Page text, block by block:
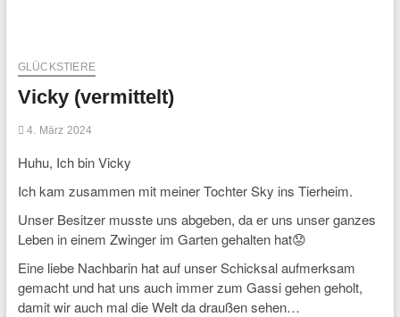
GLÜCKSTIERE
Vicky (vermittelt)
4. März 2024
Huhu, Ich bin Vicky
Ich kam zusammen mit meiner Tochter Sky ins Tierheim.
Unser Besitzer musste uns abgeben, da er uns unser ganzes
Leben in einem Zwinger im Garten gehalten hat😟
Eine liebe Nachbarin hat auf unser Schicksal aufmerksam
gemacht und hat uns auch immer zum Gassi gehen geholt,
damit wir auch mal die Welt da draußen sehen…